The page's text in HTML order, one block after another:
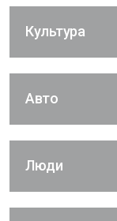
Культура
Авто
Люди